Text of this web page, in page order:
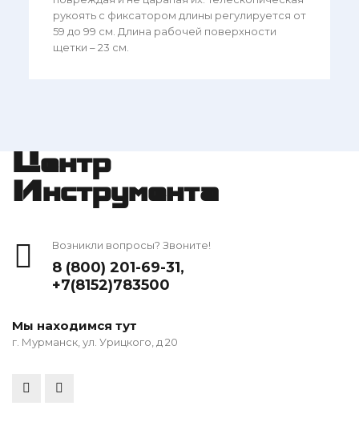
рукоять с фиксатором длины регулируется от
59 до 99 см. Длина рабочей поверхности
щетки – 23 см.
Центр
Инструмента
Возникли вопросы? Звоните!
8 (800) 201-69-31,
+7(8152)783500
Мы находимся тут
г. Мурманск, ул. Урицкого, д 20